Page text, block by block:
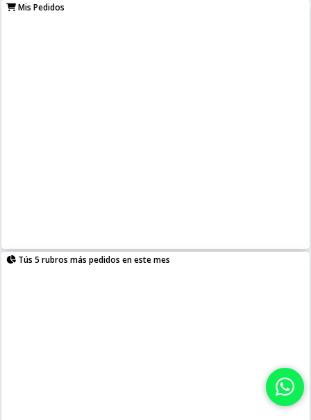
Mis Pedidos
Tús 5 rubros más pedidos en este mes